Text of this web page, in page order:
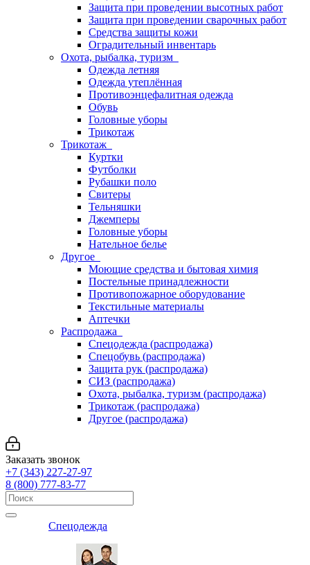
Защита при проведении высотных работ
Защита при проведении сварочных работ
Средства защиты кожи
Оградительный инвентарь
Охота, рыбалка, туризм
Одежда летняя
Одежда утеплённая
Противоэнцефалитная одежда
Обувь
Головные уборы
Трикотаж
Трикотаж
Куртки
Футболки
Рубашки поло
Свитеры
Тельняшки
Джемперы
Головные уборы
Нательное белье
Другое
Моющие средства и бытовая химия
Постельные принадлежности
Противопожарное оборудование
Текстильные материалы
Аптечки
Распродажа
Спецодежда (распродажа)
Спецобувь (распродажа)
Защита рук (распродажа)
СИЗ (распродажа)
Охота, рыбалка, туризм (распродажа)
Трикотаж (распродажа)
Другое (распродажа)
Заказать звонок
+7 (343) 227-27-97
8 (800) 777-83-77
Спецодежда